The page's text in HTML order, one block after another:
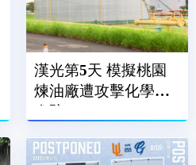
漢光第5天 模擬桃園
煉油廠遭攻擊化學兵